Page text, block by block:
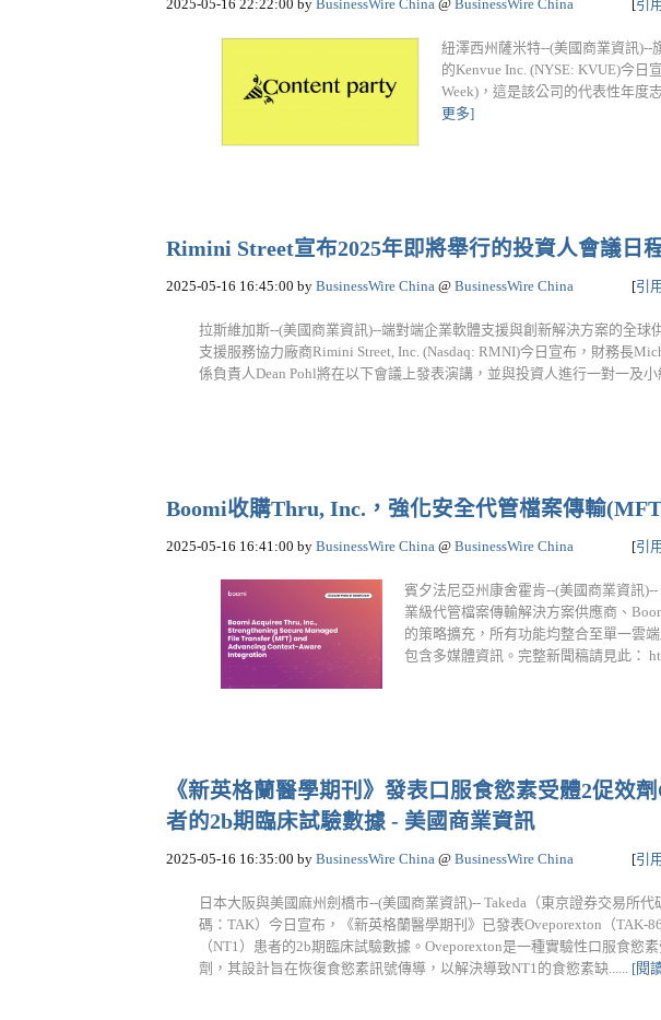
2025-05-16 22:22:00 by BusinessWire China @ BusinessWire China [引
紐澤西州薩米特--(美國商業資訊
的Kenvue Inc. (NYSE: KVUE)今日
Week)，這是該公司的代表性年度
更多]
Rimini Street宣布2025年即將舉行的投資人會議日
2025-05-16 16:45:00 by BusinessWire China @ BusinessWire China [引
拉斯維加斯--(美國商業資訊)--端對端企業軟體支援與創新解決方案的全球
支援服務協力廠商Rimini Street, Inc. (Nasdaq: RMNI)今日宣布，財務長
係負責人Dean Pohl將在以下會議上發表演講，並與投資人進行一對一及小
Boomi收購Thru, Inc.，強化安全代管檔案傳輸
2025-05-16 16:41:00 by BusinessWire China @ BusinessWire China [引
賓夕法尼亞州康舍霍肯--(美國商業資訊
業級代管檔案傳輸解決方案供應商、
的策略擴充，所有功能均整合至單一雲
包含多媒體資訊。完整新聞稿請見此：
《新英格蘭醫學期刊》發表口服食慾素受體2促效
者的2b期臨床試驗數據 - 美國商業資訊
2025-05-16 16:35:00 by BusinessWire China @ BusinessWire China [引
日本大阪與美國麻州劍橋市--(美國商業資訊)-- Takeda（東京證券交易所
碼：TAK）今日宣布，《新英格蘭醫學期刊》已發表Oveporexton（TAK-
（NT1）患者的2b期臨床試驗數據。Oveporexton是一種實驗性口服食慾
劑，其設計旨在恢復食慾素訊號傳導，以解決導致NT1的食慾素缺...... [閱